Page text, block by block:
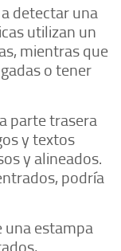
detectar una
utilizan un
mientras que
o tener
parte trasera
y textos
y alineados.
podría
una estampa